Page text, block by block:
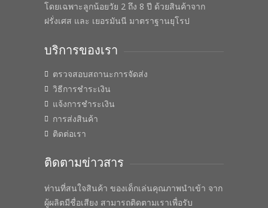
โดยเฉพาะลูกน้อยวัย 2 ถึง 8 ปี ด้วยสินค้าจาก
ฝรั่งเศส และ เยอรมันนี มาตราฐานยุโรป
บริการของเรา
ตรวจสอบสถานะการจัดส่ง
วิธีการชำระเงิน
แจ้งการชำระเงิน
การส่งสินค้า
ติดต่อเรา
ติดตามข่าวสาร
ท่านที่สนใจสินค้า ของเด็กเล่นคุณภาพนำเข้า จาก
ผู้ผลิตมีชื่อเสียง สามารถติดตามเราเพื่อรับ